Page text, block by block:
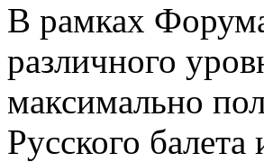
В рамках
различного
максимально
Русского